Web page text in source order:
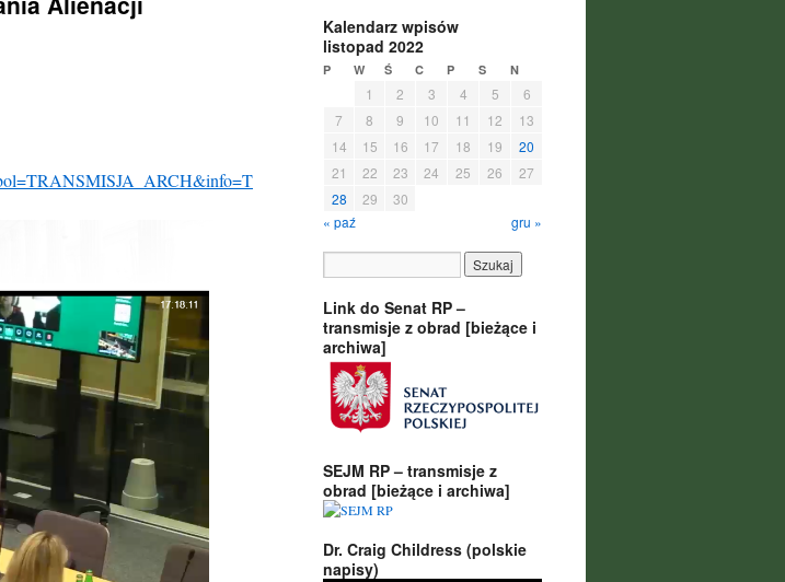
Kalendarz wpisów
listopad 2022
P W Ś C P S N
1 2 3 4 5
6
7
8 9 10 11 12
13
14
15 16 17 18 19
20
21
22 23 24 25 26
27
28
29
30
« paź
gru »
Link do Senat RP –
transmisje z obrad [bieżące i
archiwa]
SEJM RP – transmisje z
obrad [bieżące i archiwa]
Dr. Craig Childress (polskie
napisy)